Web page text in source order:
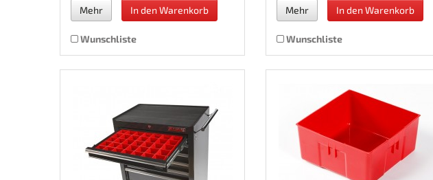
Mehr In den Warenkorb
Wunschliste
Mehr In den Warenkorb
Wunschliste